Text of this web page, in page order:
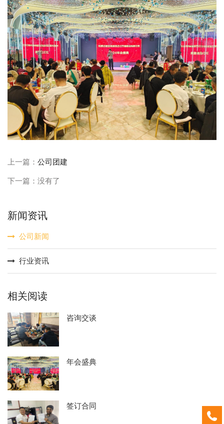
上一篇： 公司团建
下一篇：没有了
新闻资讯
公司新闻
行业资讯
相关阅读
咨询交谈
年会盛典
签订合同